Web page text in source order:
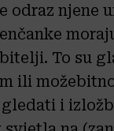
odraz njene
To su
ili
i